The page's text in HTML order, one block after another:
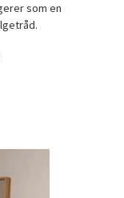
som en